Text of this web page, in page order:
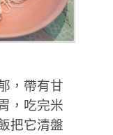
，帶有甘
，吃完米
把它清盤